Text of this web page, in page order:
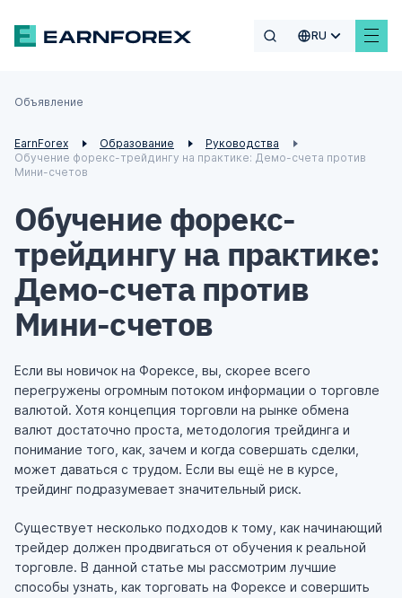
RU
Объявление
EarnForex Образование
Руководства
Обучение форекс-трейдингу на практике: Демо-счета против
Мини-счетов
Обучение форекс-
трейдингу на практике:
Демо-счета против
Мини-счетов
Если вы новичок на Форексе, вы, скорее всего
перегружены огромным потоком информации о торговле
валютой. Хотя концепция торговли на рынке обмена
валют достаточно проста, методология трейдинга и
понимание того, как, зачем и когда совершать сделки,
может даваться с трудом. Если вы ещё не в курсе,
трейдинг подразумевает значительный риск.
Существует несколько подходов к тому, как начинающий
трейдер должен продвигаться от обучения к реальной
торговле. В данной статье мы рассмотрим лучшие
способы узнать, как торговать на Форексе и совершить